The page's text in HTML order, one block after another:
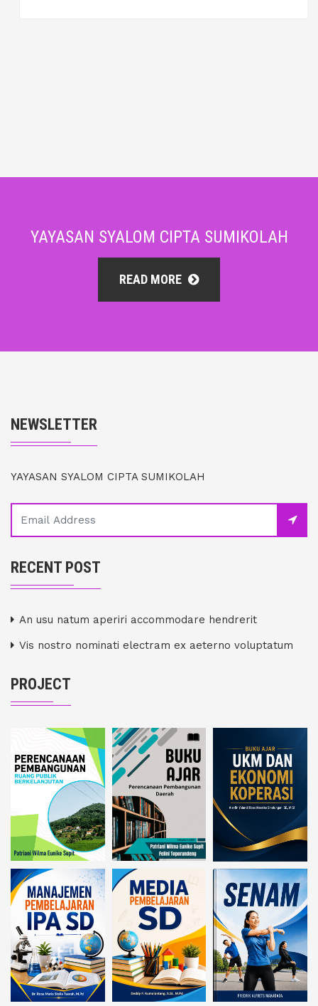
YAYASAN SYALOM CIPTA SUMIKOLAH
READ MORE
NEWSLETTER
YAYASAN SYALOM CIPTA SUMIKOLAH
RECENT POST
An usu natum aperiri accommodare hendrerit
Vis nostro nominati electram ex aeterno voluptatum
PROJECT